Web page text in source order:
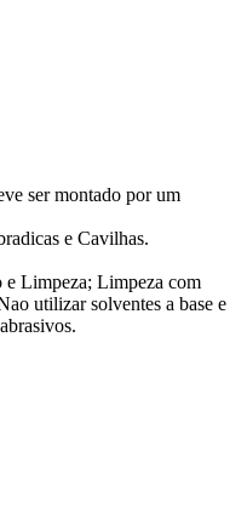
ser montado por um
e Cavilhas.
e Limpeza; Limpeza com
utilizar solventes a base e